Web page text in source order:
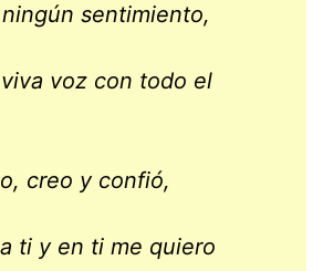
sentimiento,
voz con todo el
creo y confió,
ti y en ti me quiero